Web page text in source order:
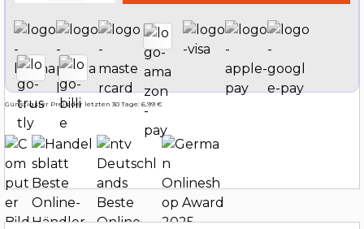
Günstigster Preis der letzten 30 Tage: 6,99 €